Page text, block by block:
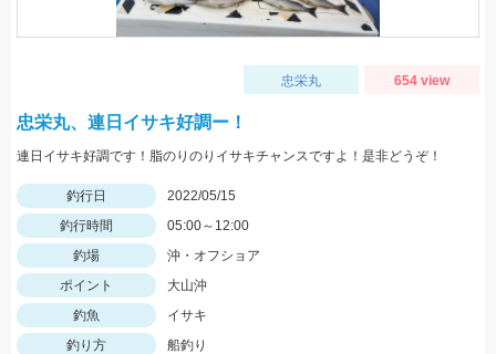
忠栄丸 654 view
忠栄丸、連日イサキ好調ー！
連日イサキ好調です！脂のりのりイサキチャンスですよ！是非どうぞ！
釣行日
2022/05/15
釣行時間
05:00～12:00
釣場
沖・オフショア
ポイント
大山沖
釣魚
イサキ
釣り方
船釣り